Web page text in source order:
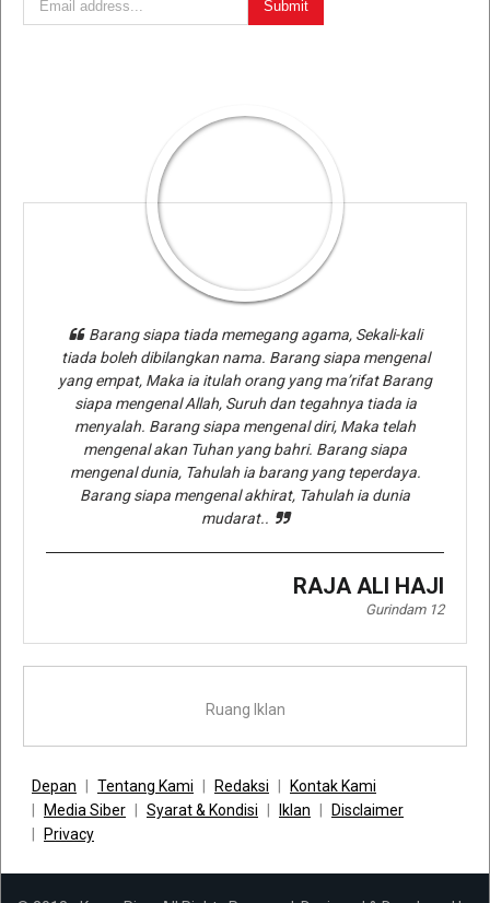
Barang siapa tiada memegang agama, Sekali-kali
tiada boleh dibilangkan nama. Barang siapa mengenal
yang empat, Maka ia itulah orang yang ma’rifat Barang
siapa mengenal Allah, Suruh dan tegahnya tiada ia
menyalah. Barang siapa mengenal diri, Maka telah
mengenal akan Tuhan yang bahri. Barang siapa
mengenal dunia, Tahulah ia barang yang teperdaya.
Barang siapa mengenal akhirat, Tahulah ia dunia
mudarat..
RAJA ALI HAJI
Gurindam 12
Ruang Iklan
Depan Tentang Kami Redaksi
Kontak Kami
Media Siber
Syarat & Kondisi Iklan
Disclaimer
Privacy